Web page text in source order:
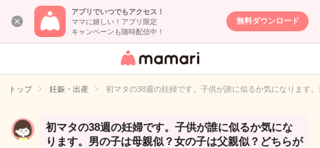
アプリでいつでもアクセス！
ママに嬉しい！アプリ限定
キャンペーンも随時配信中！
無料ダウンロード
女性専用匿名QA
イト
トップ 妊娠・出産 初マタの38週の妊婦です。子供が誰に似るか気になります
初マタの38週の妊婦です。子供が誰に似るか気にな
ります。男の子は母親似？女の子は父親似？どちらが